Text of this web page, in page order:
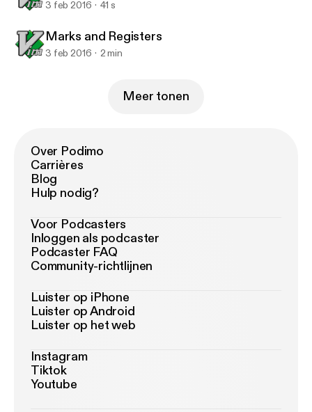
3 feb 2016 41 s
Marks and Registers
3 feb 2016 2 min
Meer tonen
Over Podimo
Carrières
Blog
Hulp nodig?
Voor Podcasters
Inloggen als podcaster
Podcaster FAQ
Community-richtlijnen
Luister op iPhone
Luister op Android
Luister op het web
Instagram
Tiktok
Youtube